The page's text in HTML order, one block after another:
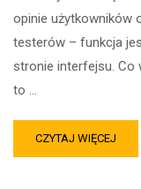
opinie użytkowników
testerów – funkcja
stronie interfejsu. Co
to …
CZYTAJ WIĘCEJ